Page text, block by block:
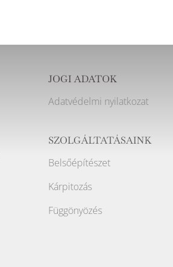
JOGI ADATOK
Adatvédelmi nyilatkozat
SZOLGÁLTATÁSAINK
Belsőépítészet
Kárpitozás
Függönyözés